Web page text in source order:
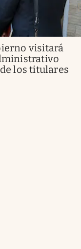
visitará
los titulares